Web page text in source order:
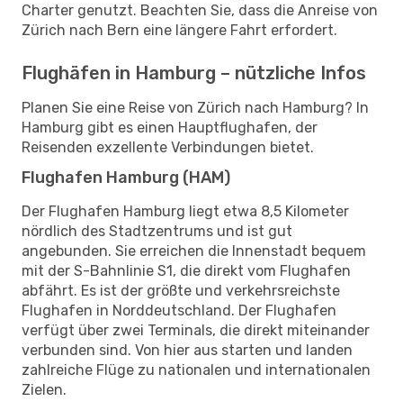
Charter genutzt. Beachten Sie, dass die Anreise von
Zürich nach Bern eine längere Fahrt erfordert.
Flughäfen in Hamburg – nützliche Infos
Planen Sie eine Reise von Zürich nach Hamburg? In
Hamburg gibt es einen Hauptflughafen, der
Reisenden exzellente Verbindungen bietet.
Flughafen Hamburg (HAM)
Der Flughafen Hamburg liegt etwa 8,5 Kilometer
nördlich des Stadtzentrums und ist gut
angebunden. Sie erreichen die Innenstadt bequem
mit der S-Bahnlinie S1, die direkt vom Flughafen
abfährt. Es ist der größte und verkehrsreichste
Flughafen in Norddeutschland. Der Flughafen
verfügt über zwei Terminals, die direkt miteinander
verbunden sind. Von hier aus starten und landen
zahlreiche Flüge zu nationalen und internationalen
Zielen.